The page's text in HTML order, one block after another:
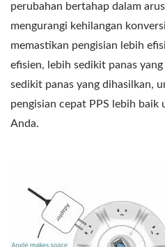
perubahan bertahap dalam
mengurangi kehilangan
memastikan pengisian lebih
efisien, lebih sedikit panas
sedikit panas yang dihasilkan,
pengisian cepat PPS lebih
Anda.